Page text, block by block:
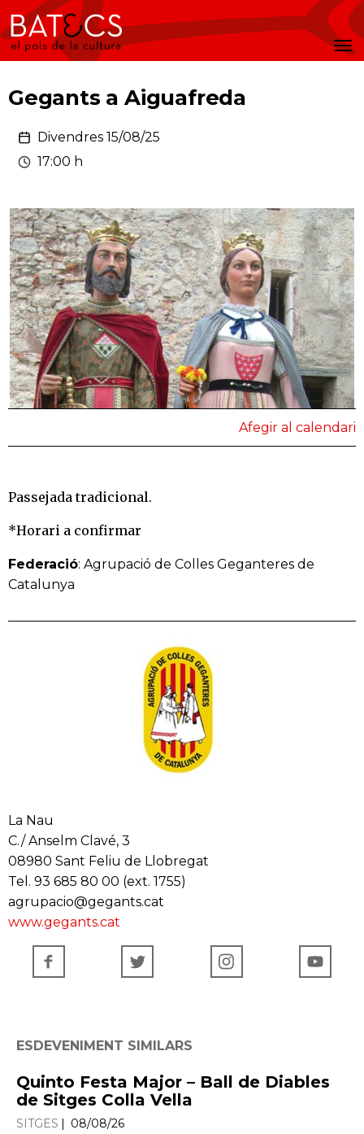
Batecs
Afegir al calendari
Gegants a Aiguafreda
Divendres 15/08/25
17:00 h
Passejada tradicional.
*Horari a confirmar
Federació: Agrupació de Colles Geganteres de
Catalunya
La Nau
C./ Anselm Clavé, 3
08980 Sant Feliu de Llobregat
Tel. 93 685 80 00 (ext. 1755)
agrupacio@gegants.cat
www.gegants.cat
ESDEVENIMENT SIMILARS
Quinto Festa Major – Ball de Diables
de Sitges Colla Vella
SITGES 08/08/26